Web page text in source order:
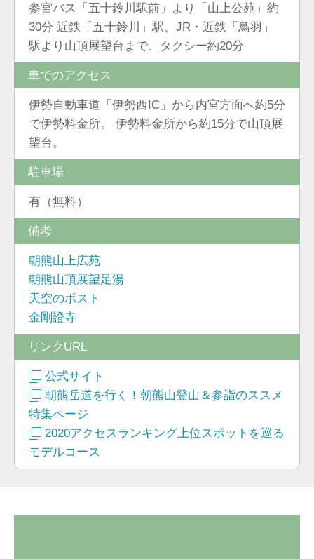
参宮バス「五十鈴川駅前」より「山上公苑」約
30分 近鉄「五十鈴川」駅、JR・近鉄「鳥羽」
駅より山頂展望台まで、タクシー約20分
車でのアクセス
伊勢自動車道「伊勢西IC」から内宮方面へ約5分
で伊勢料金所。 伊勢料金所から約15分で山頂展
望台。
駐車場
有（無料）
備考
朝熊山上広苑
朝熊山頂展望足湯
天空のポスト
金剛證寺
リンクURL
公式サイト
朝熊岳道を行く！朝熊山登山＆参詣のススメ
特集ページ
2020アクセスランキング上位スポットを巡る
モデルコース